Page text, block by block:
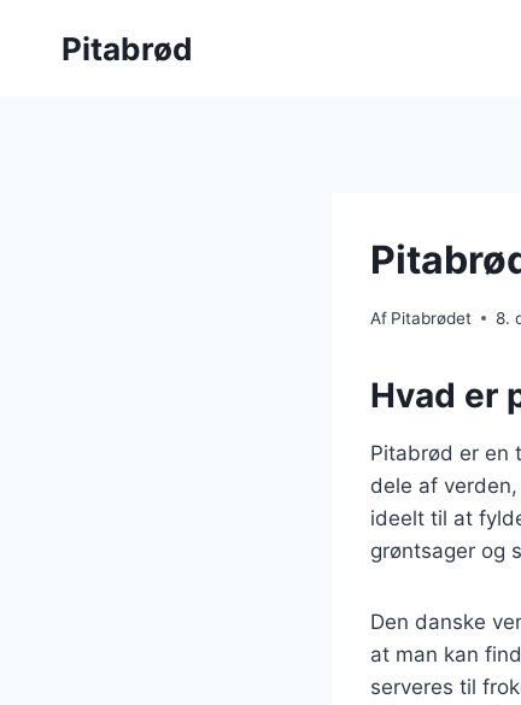
Pitabrød
Af Pitabrødet 8.
Hvad er
Pitabrød er en
dele af
ideelt til at
grøntsager og
Den danske
at man kan
serveres til